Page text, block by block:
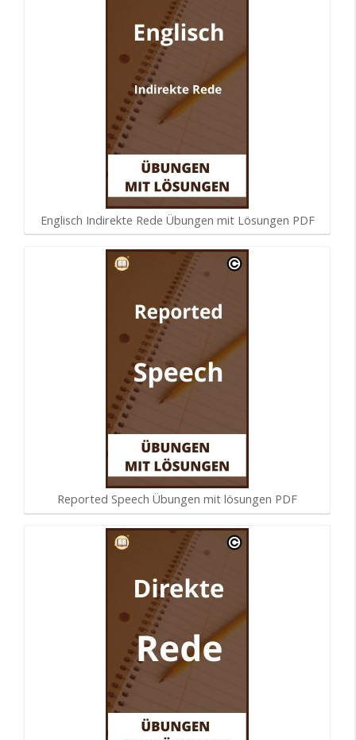
Englisch Indirekte Rede Übungen mit Lösungen PDF
Reported Speech Übungen mit lösungen PDF